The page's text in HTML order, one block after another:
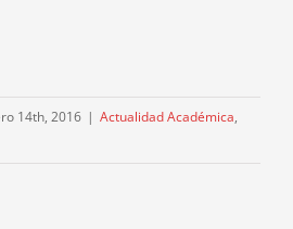
14th, 2016 | Actualidad Académica,